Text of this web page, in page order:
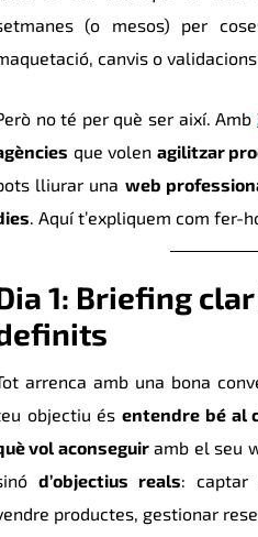
(o mesos) per
canvis o
no té per què ser així. Amb
que volen agilitzar
lliurar una web
. Aquí t’expliquem com fer-
1: Briefing
arrenca amb una bona
objectiu ésentendre bé al
vol aconseguiramb el seu
d’objectius reals: captar
productes, gestionar